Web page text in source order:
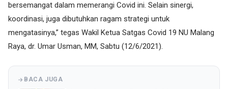
bersemangat dalam memerangi Covid ini. Selain sinergi,
koordinasi, juga dibutuhkan ragam strategi untuk
mengatasinya,” tegas Wakil Ketua Satgas Covid 19 NU Malang
Raya, dr. Umar Usman, MM, Sabtu (12/6/2021).
BACA JUGA